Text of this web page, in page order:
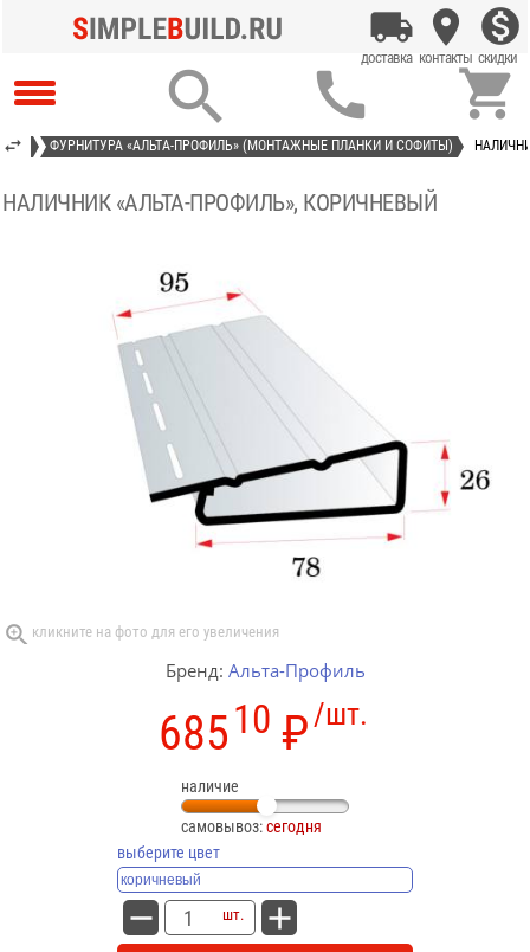
  
ФУРНИТУРА «АЛЬТА-ПРОФИЛЬ» (МОНТАЖНЫЕ ПЛАНКИ И СОФИТЫ)
НАЛИЧНИК «АЛЬТА-ПРОФИЛЬ», КОРИЧНЕВЫЙ
Бренд: Альта-Профиль
/шт.
68510 ₽
наличие
самовывоз:сегодня
выберите цвет
шт.